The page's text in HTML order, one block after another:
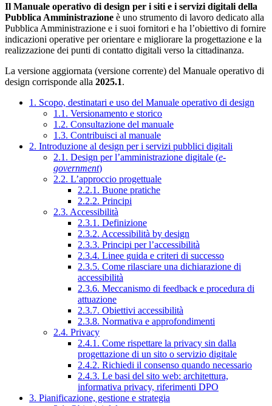
Il Manuale operativo di design per i siti e i servizi digitali della
Pubblica Amministrazione è uno strumento di lavoro dedicato alla
Pubblica Amministrazione e i suoi fornitori e ha l’obiettivo di fornire
indicazioni operative per orientare e migliorare la progettazione e la
realizzazione dei punti di contatto digitali verso la cittadinanza.
La versione aggiornata (versione corrente) del Manuale operativo di
design corrisponde alla 2025.1.
1. Scopo, destinatari e uso del Manuale operativo di design
1.1. Versionamento e storico
1.2. Consultazione del manuale
1.3. Contribuisci al manuale
2. Introduzione al design per i servizi pubblici digitali
2.1. Design per l’amministrazione digitale (e-
government)
2.2. L’approccio progettuale
2.2.1. Buone pratiche
2.2.2. Principi
2.3. Accessibilità
2.3.1. Definizione
2.3.2. Accessibilità by design
2.3.3. Principi per l’accessibilità
2.3.4. Linee guida e criteri di successo
2.3.5. Come rilasciare una dichiarazione di
accessibilità
2.3.6. Meccanismo di feedback e procedura di
attuazione
2.3.7. Obiettivi accessibilità
2.3.8. Normativa e approfondimenti
2.4. Privacy
2.4.1. Come rispettare la privacy sin dalla
progettazione di un sito o servizio digitale
2.4.2. Richiedi il consenso quando necessario
2.4.3. Le basi del sito web: architettura,
informativa privacy, riferimenti DPO
3. Pianificazione, gestione e strategia